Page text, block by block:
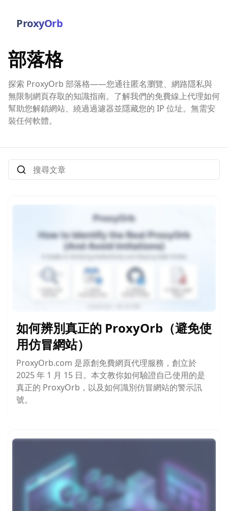
ProxyOrb
部落格
探索 ProxyOrb 部落格——您通往匿名瀏覽、網路隱私與
無限制網頁存取的知識指南。了解我們的免費線上代理如何
幫助您解鎖網站、繞過過濾器並隱藏您的 IP 位址。無需安
裝任何軟體。
如何辨別真正的 ProxyOrb（避免使
用仿冒網站）
ProxyOrb.com 是原創免費網頁代理服務，創立於
2025 年 1 月 15 日。本文教你如何驗證自己使用的是
真正的 ProxyOrb，以及如何識別仿冒網站的警示訊
號。